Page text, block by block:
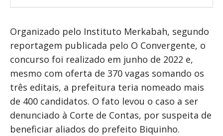
Organizado pelo Instituto Merkabah, segundo
reportagem publicada pelo O Convergente, o
concurso foi realizado em junho de 2022 e,
mesmo com oferta de 370 vagas somando os
três editais, a prefeitura teria nomeado mais
de 400 candidatos. O fato levou o caso a ser
denunciado à Corte de Contas, por suspeita de
beneficiar aliados do prefeito Biquinho.